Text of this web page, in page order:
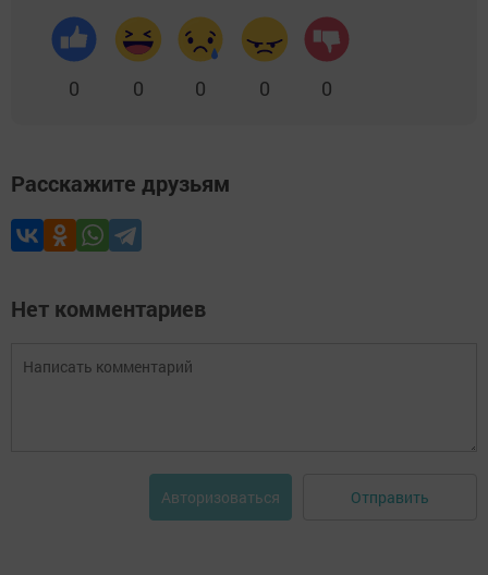
0 0 0 0 0
Расскажите друзьям
Нет комментариев
Авторизоваться Отправить